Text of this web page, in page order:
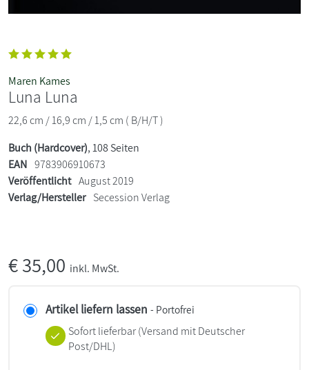
Maren Kames
Luna Luna
22,6 cm / 16,9 cm / 1,5 cm ( B/H/T )
Buch (Hardcover), 108 Seiten
EAN 9783906910673
Veröffentlicht August 2019
Verlag/Hersteller Secession Verlag
€35,00 inkl. MwSt.
Artikel liefern lassen - Portofrei
Sofort lieferbar(Versand mit Deutscher
Post/DHL)